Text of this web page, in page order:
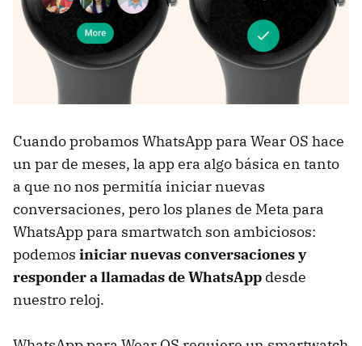
Cuando probamos WhatsApp para Wear OS hace
un par de meses, la app era algo básica en tanto
a que no nos permitía iniciar nuevas
conversaciones, pero los planes de Meta para
WhatsApp para smartwatch son ambiciosos:
podemos iniciar nuevas conversaciones y
responder a llamadas de WhatsApp desde
nuestro reloj.